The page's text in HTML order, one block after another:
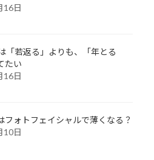
16日
「若返る」よりも、「年とる
たい
16日
フォトフェイシャルで薄くなる？
10日